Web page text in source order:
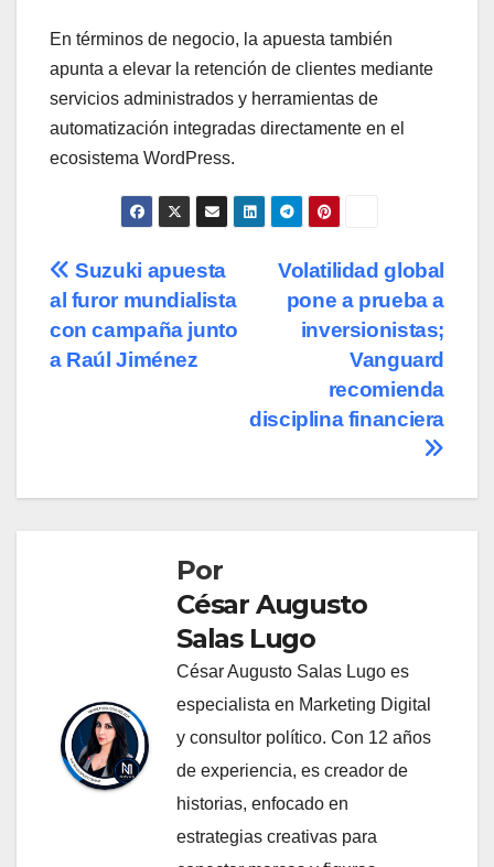
En términos de negocio, la apuesta también
apunta a elevar la retención de clientes mediante
servicios administrados y herramientas de
automatización integradas directamente en el
ecosistema WordPress.
Navegación
de
entradas
Volatilidad global
pone a prueba a
inversionistas;
Vanguard
recomienda
disciplina financiera
Suzuki apuesta
al furor mundialista
con campaña junto
a Raúl Jiménez
Por
César Augusto
Salas Lugo
César Augusto Salas Lugo es
especialista en Marketing Digital
y consultor político. Con 12 años
de experiencia, es creador de
historias, enfocado en
estrategias creativas para